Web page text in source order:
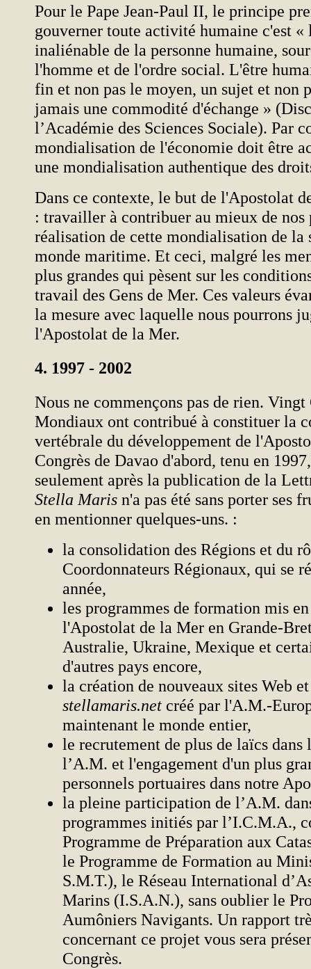
Pour le Pape Jean-Paul II, le principe
gouverner toute activité humaine c'est «
inaliénable de la personne humaine,
l'homme et de l'ordre social. L'être
fin et non pas le moyen, un sujet et non
jamais une commodité d'échange »
l’Académie des Sciences Sociale). Par
mondialisation de l'économie doit être
une mondialisation authentique des
Dans ce contexte, le but de l'Apostolat
: travailler à contribuer au mieux de nos
réalisation de cette mondialisation de la
monde maritime. Et ceci, malgré les
plus grandes qui pèsent sur les
travail des Gens de Mer. Ces valeurs
la mesure avec laquelle nous pourrons
l'Apostolat de la Mer.
4. 1997 - 2002
Nous ne commençons pas de rien. Vingt
Mondiaux ont contribué à constituer la
vertébrale du développement de
Congrès de Davao d'abord, tenu en
seulement après la publication de la
Stella Maris n'a pas été sans porter ses
en mentionner quelques-uns. :
la consolidation des Régions et du
Coordonnateurs Régionaux, qui se
année,
les programmes de formation mis
l'Apostolat de la Mer en Grande-
Australie, Ukraine, Mexique et
d'autres pays encore,
la création de nouveaux sites Web
stellamaris.net créé par l'A.M.-
maintenant le monde entier,
le recrutement de plus de laïcs dans
l’A.M. et l'engagement d'un plus
personnels portuaires dans notre
la pleine participation de l’A.M.
programmes initiés par l’I.C.M.A.,
Programme de Préparation aux
le Programme de Formation au
S.M.T.), le Réseau International
Marins (I.S.A.N.), sans oublier le
Aumôniers Navigants. Un rapport
concernant ce projet vous sera
Congrès.